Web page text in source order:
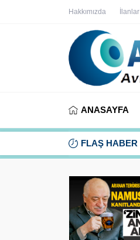
Hakkımızda İlanlar
ANASAYFA
FLAŞ HABER